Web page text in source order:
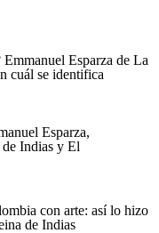
Emmanuel Esparza de La
cuál se identifica
Esparza,
Indias y El
con arte: así lo hizo
de Indias